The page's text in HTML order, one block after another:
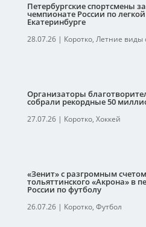
Петербургские спортсмены
чемпионате России по
Екатеринбурге
28.07.26| Коротко, Летние виды
Организаторы
собрали рекордные 50
27.07.26| Коротко, Хоккей
«Зенит» с разгромным
тольяттинского «Акрона» в
России по футболу
26.07.26| Коротко, Футбол